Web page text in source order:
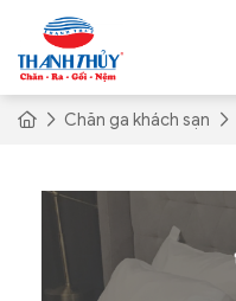
Chăn ga khách sạn